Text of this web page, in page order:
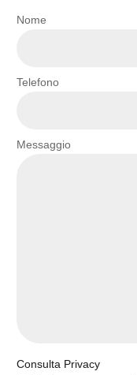
Nome
Telefono
Messaggio
Consulta Privacy